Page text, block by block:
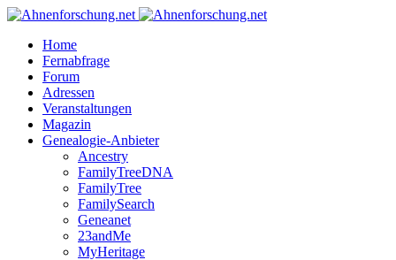
Home
Fernabfrage
Forum
Adressen
Veranstaltungen
Magazin
Genealogie-Anbieter
Ancestry
FamilyTreeDNA
FamilyTree
FamilySearch
Geneanet
23andMe
MyHeritage